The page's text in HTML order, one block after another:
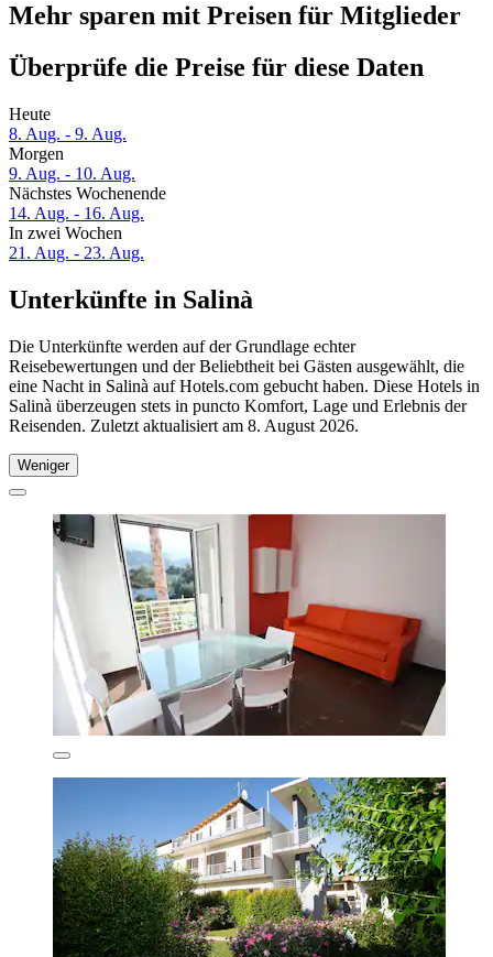
Mehr sparen mit Preisen für Mitglieder
Überprüfe die Preise für diese Daten
Heute
8. Aug. - 9. Aug.
Morgen
9. Aug. - 10. Aug.
Nächstes Wochenende
14. Aug. - 16. Aug.
In zwei Wochen
21. Aug. - 23. Aug.
Unterkünfte in Salinà
Die Unterkünfte werden auf der Grundlage echter
Reisebewertungen und der Beliebtheit bei Gästen ausgewählt, die
eine Nacht in Salinà auf Hotels.com gebucht haben. Diese Hotels in
Salinà überzeugen stets in puncto Komfort, Lage und Erlebnis der
Reisenden. Zuletzt aktualisiert am 8. August 2026.
Weniger